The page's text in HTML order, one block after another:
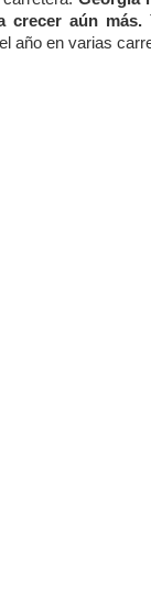
crecer aún más.
año en varias